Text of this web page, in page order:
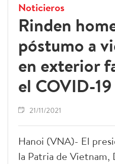
Noticieros
Rinden
póstumo a
en exterior
el COVID-19
21/11/2021
Hanoi (VNA)- El
la Patria de Vietnam,